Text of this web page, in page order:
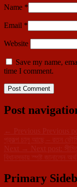
Name *
Email *
Website
Save my name,
time I comment.
Post
← Previous Previous
প্রকল্প চালু আছে – রতন
Next → Next post:
বিধানসভায় স্পষ্ট জানালেন
Primary